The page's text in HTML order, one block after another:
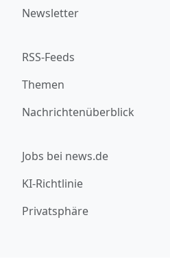
Newsletter
RSS-Feeds
Themen
Nachrichtenüberblick
Jobs bei news.de
KI-Richtlinie
Privatsphäre